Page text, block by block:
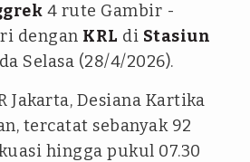
4 rute Gambir -
dengan KRL di Stasiun
Selasa (28/4/2026).
Jakarta, Desiana Kartika
tercatat sebanyak 92
hingga pukul 07.30